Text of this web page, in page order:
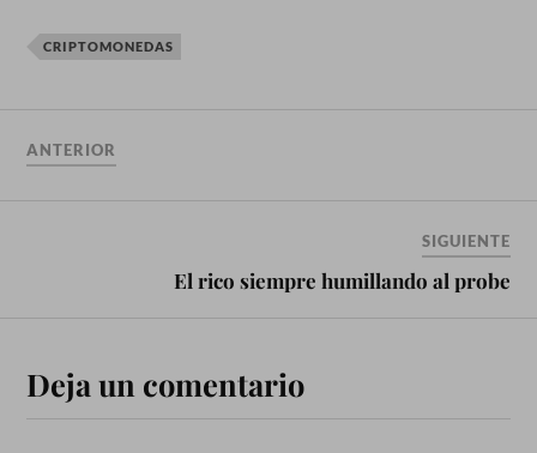
CRIPTOMONEDAS
ANTERIOR
SIGUIENTE
El rico siempre humillando al probe
Deja un comentario